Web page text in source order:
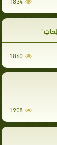
1860
1908